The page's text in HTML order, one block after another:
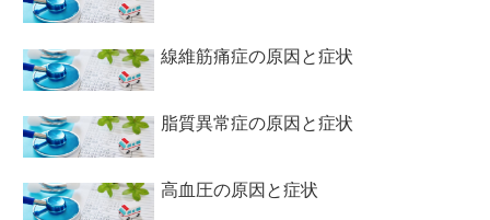
線維筋痛症の原因と症状
脂質異常症の原因と症状
高血圧の原因と症状